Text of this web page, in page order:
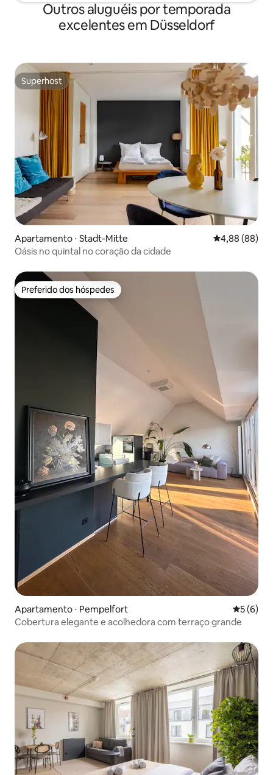
Outros aluguéis por temporada
excelentes em Düsseldorf
Superhost
Superhost
Apartamento ⋅ Stadt-Mitte 4,88 de uma
4,88 (88)
Oásis no quintal no coração da cidade
Preferido dos hóspedes
Preferido dos hóspedes
Apartamento ⋅ Pempelfort 5 de
5 (6)
Cobertura elegante e acolhedora com terraço grande